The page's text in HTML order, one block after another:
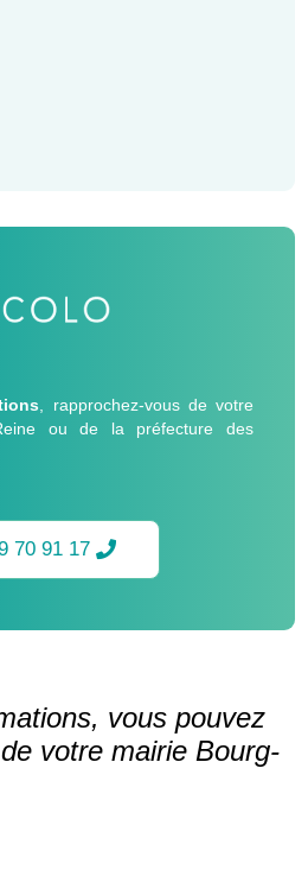
, rapprochez-vous de votre
ou de la préfecture des
70 91 17
vous pouvez
votre mairie Bourg-